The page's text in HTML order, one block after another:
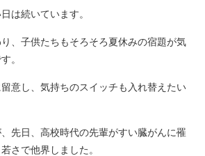
ポートいたします。
もしくは下記フォームから、
にお問い合わせください。
い合わせ・
相談お申し込み
は続いています。
、子供たちもそろそろ夏休みの宿題が気
。
意し、気持ちのスイッチも入れ替えたい
先日、高校時代の先輩がすい臓がんに罹
さで他界しました。